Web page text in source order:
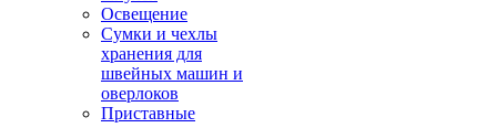
Освещение
Сумки и чехлы
хранения для
швейных машин и
оверлоков
Приставные